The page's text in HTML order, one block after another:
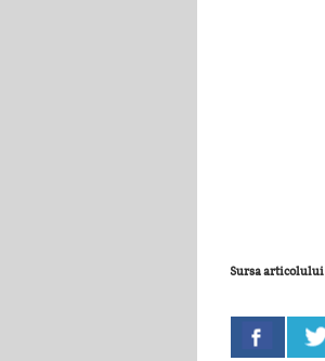
Sursa articolului